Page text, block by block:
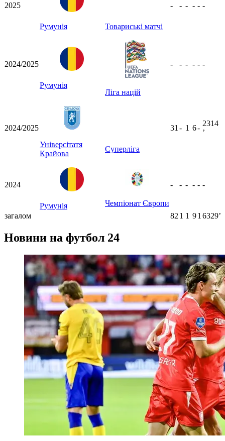
2025
Румунія Товариські матчі
- - - - - -
2024/2025
Румунія
Ліга націй
- - - - - -
2024/2025
Універсітатя
Крайова
Суперліга
31 - 1 6-
2314
ʼ
2024
Румунія Чемпіонат Європи
- - - - - -
загалом 82 1 1 91 6329ʼ
Новини на футбол 24